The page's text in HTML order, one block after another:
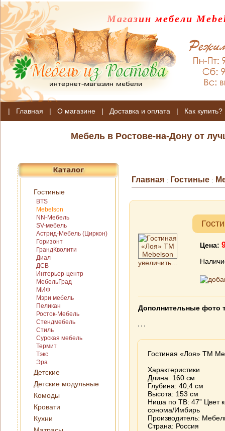
Магазин мебели
| Главная | О магазине | Доставка и оплата | Как купить?
Мебель в Ростове-на-Дону от
Гостиные
BTS
Mebelson
NN-Мебель
SV-мебель
Астрид-Мебель (Циркон)
Горизонт
ГрандКволити
Диал
ДСВ
Интерьер-центр
МебельГрад
МИФ
Мэри мебель
Пеликан
Росток-Мебель
Стендмебель
Стиль
Сурская мебель
Термит
Тэкс
Эра
Детские
Детские модульные
Комоды
Кровати
Кухни
Главная : Гостиные :
увеличить...
Цена:
Дополнительные фото
Гостиная «Лоя» ТМ
Характеристики
Длина: 160 см
Глубина: 40,4 см
Высота: 153 см
Ниша по ТВ: 47” Цвет
сонома/Имбирь
Производитель:
Страна: Россия